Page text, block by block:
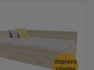
doprava